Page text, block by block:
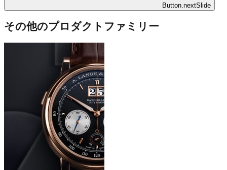
Button.nextSlide
その他のプロダクトファミリー